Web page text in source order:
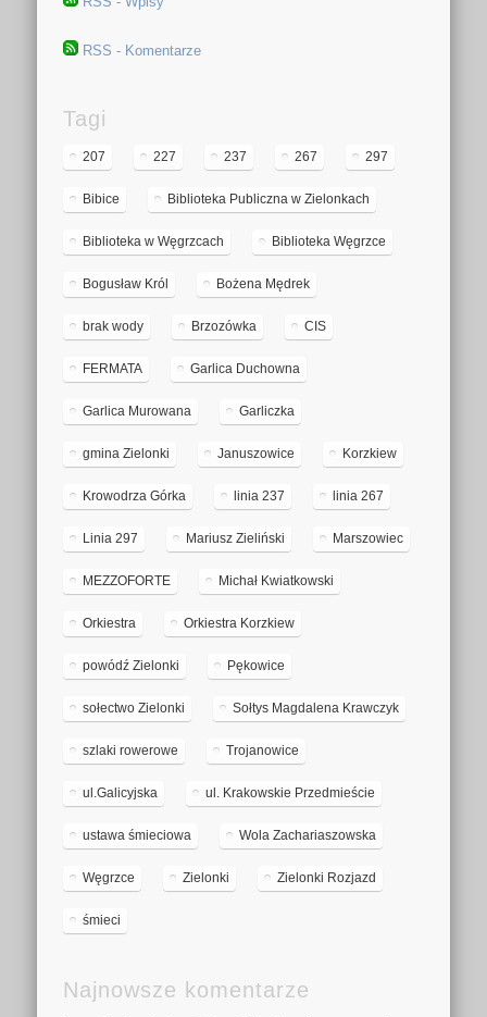
RSS - Komentarze
Tagi
207 227 237 267 297
Bibice Biblioteka Publiczna w Zielonkach
Biblioteka w Węgrzcach Biblioteka Węgrzce
Bogusław Król Bożena Mędrek
brak wody Brzozówka CIS
FERMATA Garlica Duchowna
Garlica Murowana Garliczka
gmina Zielonki Januszowice Korzkiew
Krowodrza Górka linia 237 linia 267
Linia 297 Mariusz Zieliński Marszowiec
MEZZOFORTE Michał Kwiatkowski
Orkiestra Orkiestra Korzkiew
powódź Zielonki Pękowice
sołectwo Zielonki Sołtys Magdalena Krawczyk
szlaki rowerowe Trojanowice
ul.Galicyjska ul. Krakowskie Przedmieście
ustawa śmieciowa Wola Zachariaszowska
Węgrzce Zielonki Zielonki Rozjazd
śmieci
Najnowsze komentarze